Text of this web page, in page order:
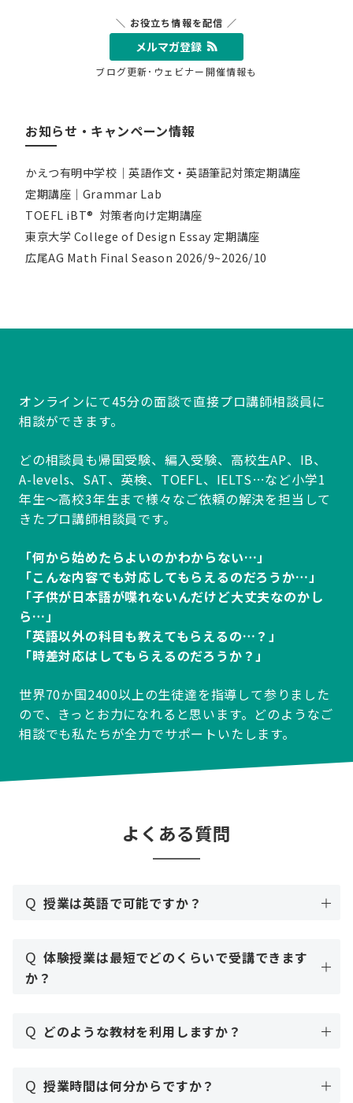
＼ お役立ち情報を配信 ／
メルマガ登録
ブログ更新･ウェビナー開催情報も
お知らせ・キャンペーン情報
かえつ有明中学校｜英語作文・英語筆記対策定期講座
定期講座｜Grammar Lab
TOEFL iBT® 対策者向け定期講座
東京大学 College of Design Essay 定期講座
広尾AG Math Final Season 2026/9~2026/10
オンラインにて45分の面談で直接プロ講師相談員に
相談ができます。
どの相談員も帰国受験、編入受験、高校生AP、IB、
A-levels、SAT、英検、TOEFL、IELTS…など小学1
年生～高校3年生まで様々なご依頼の解決を担当して
きたプロ講師相談員です。
「何から始めたらよいのかわからない…」
「こんな内容でも対応してもらえるのだろうか…」
「子供が日本語が喋れないんだけど大丈夫なのかし
ら…」
「英語以外の科目も教えてもらえるの…？」
「時差対応はしてもらえるのだろうか？」
世界70か国2400以上の生徒達を指導して参りました
ので、きっとお力になれると思います。どのようなご
相談でも私たちが全力でサポートいたします。
よくある質問
Q 授業は英語で可能ですか？
Q 体験授業は最短でどのくらいで受講できます
か？
Q どのような教材を利用しますか？
Q 授業時間は何分からですか？